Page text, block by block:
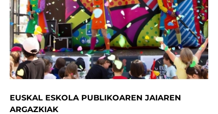
EUSKAL ESKOLA PUBLIKOAREN JAIAREN
ARGAZKIAK